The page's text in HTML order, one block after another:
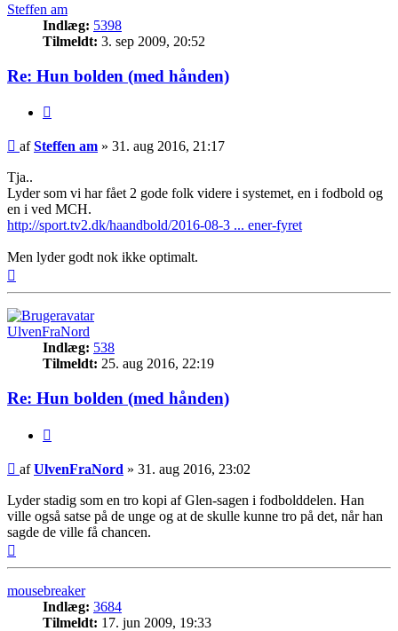
Steffen am
Indlæg: 5398
Tilmeldt: 3. sep 2009, 20:52
Re: Hun bolden (med hånden)
Indlæg
afSteffen am » 31. aug 2016, 21:17
Tja..
Lyder som vi har fået 2 gode folk videre i systemet, en i fodbold og
en i ved MCH.
http://sport.tv2.dk/haandbold/2016-08-3 ... ener-fyret
Men lyder godt nok ikke optimalt.
UlvenFraNord
Indlæg: 538
Tilmeldt: 25. aug 2016, 22:19
Re: Hun bolden (med hånden)
Indlæg
afUlvenFraNord » 31. aug 2016, 23:02
Lyder stadig som en tro kopi af Glen-sagen i fodbolddelen. Han
ville også satse på de unge og at de skulle kunne tro på det, når han
sagde de ville få chancen.
mousebreaker
Indlæg: 3684
Tilmeldt: 17. jun 2009, 19:33